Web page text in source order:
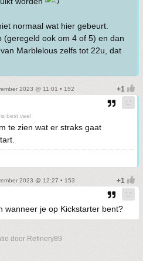
normaal wat hier gebeurt.
(geregeld ook om 4 of 5) en dan
Marblelous zelfs tot 22u, dat
2023 @ 11:01 • 152
best veel
te zien wat er straks gaat
2023 @ 12:27 • 153
wanneer je op Kickstarter bent?
door Refinery89